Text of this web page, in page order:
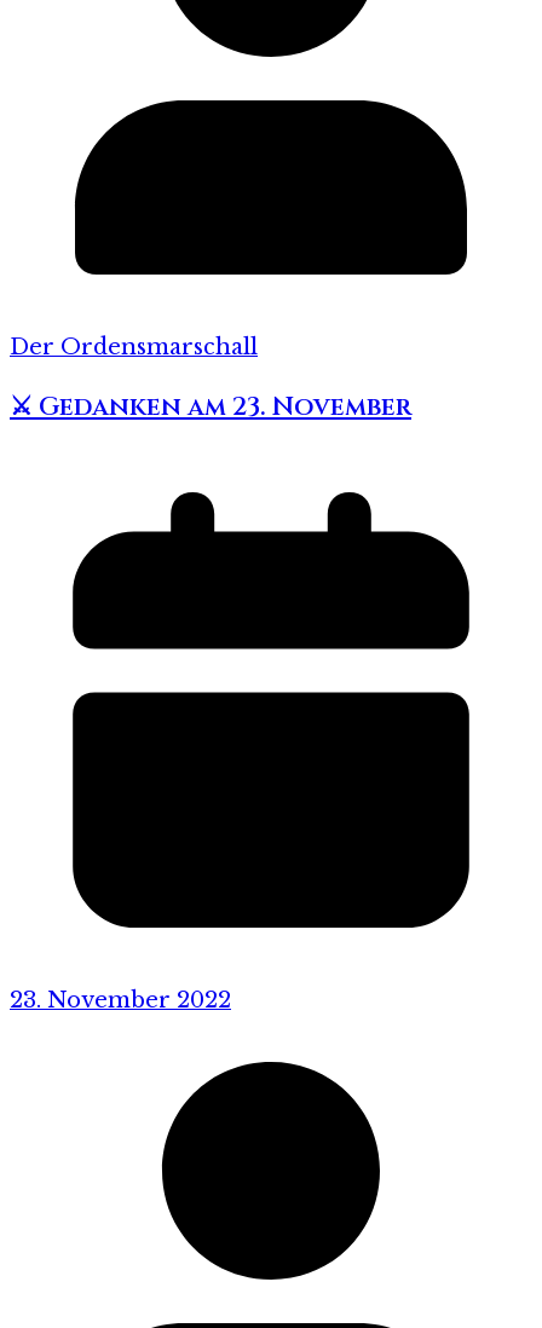
Der Ordensmarschall
⚔️ Gedanken am 23. November
23. November 2022